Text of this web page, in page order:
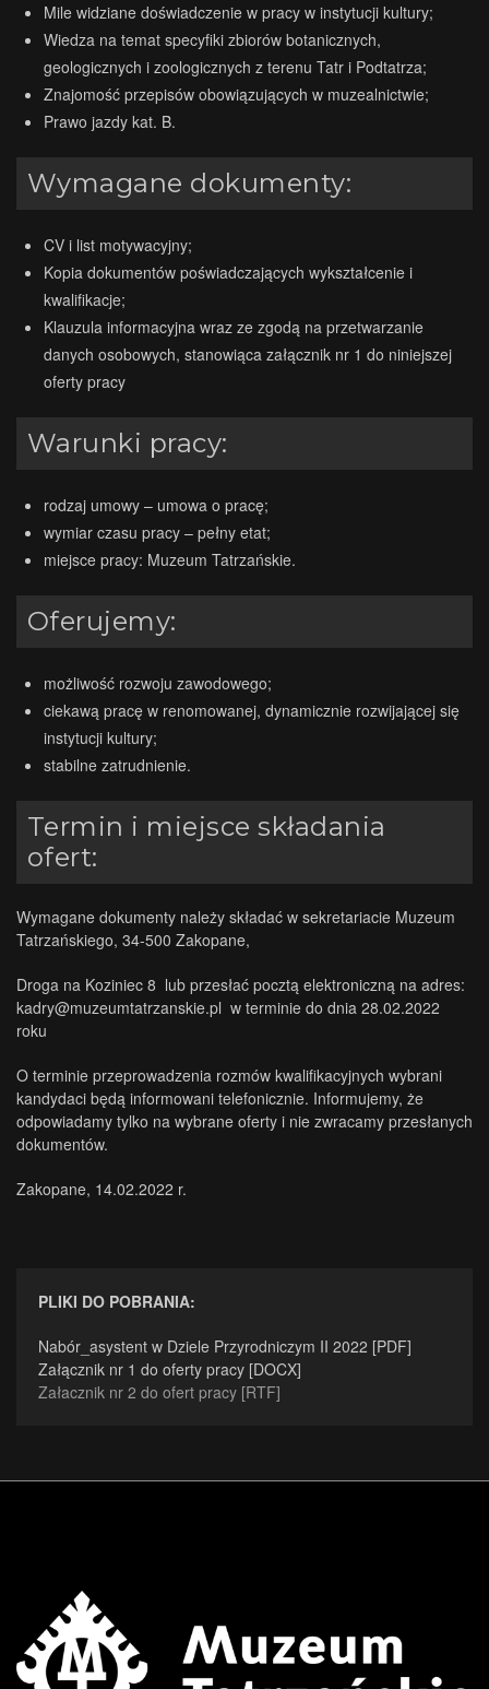
Mile widziane doświadczenie w pracy w instytucji kultury;
Wiedza na temat specyfiki zbiorów botanicznych,
geologicznych i zoologicznych z terenu Tatr i Podtatrza;
Znajomość przepisów obowiązujących w muzealnictwie;
Prawo jazdy kat. B.
Wymagane dokumenty:
CV i list motywacyjny;
Kopia dokumentów poświadczających wykształcenie i
kwalifikacje;
Klauzula informacyjna wraz ze zgodą na przetwarzanie
danych osobowych, stanowiąca załącznik nr 1 do niniejszej
oferty pracy
Warunki pracy:
rodzaj umowy – umowa o pracę;
wymiar czasu pracy – pełny etat;
miejsce pracy: Muzeum Tatrzańskie.
Oferujemy:
możliwość rozwoju zawodowego;
ciekawą pracę w renomowanej, dynamicznie rozwijającej się
instytucji kultury;
stabilne zatrudnienie.
Termin i miejsce składania
ofert:
Wymagane dokumenty należy składać w sekretariacie Muzeum
Tatrzańskiego, 34-500 Zakopane,
Droga na Koziniec 8 lub przesłać pocztą elektroniczną na adres:
kadry@muzeumtatrzanskie.pl w terminie do dnia 28.02.2022
roku
O terminie przeprowadzenia rozmów kwalifikacyjnych wybrani
kandydaci będą informowani telefonicznie. Informujemy, że
odpowiadamy tylko na wybrane oferty i nie zwracamy przesłanych
dokumentów.
Zakopane, 14.02.2022 r.
PLIKI DO POBRANIA:
Nabór_asystent w Dziele Przyrodniczym II 2022 [PDF]
Załącznik nr 1 do oferty pracy [DOCX]
Załacznik nr 2 do ofert pracy [RTF]